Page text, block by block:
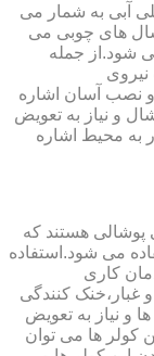
آبی به شمار می
های چوبی می
شود.از جمله
نصب آسان اشاره
و نیاز به تعویض
به محیط اشاره
پوشالی هستند که
می شود.استفاده
کاری
غبار،خنک کنندگی
و نیاز به تعویض
کولر ها می توان